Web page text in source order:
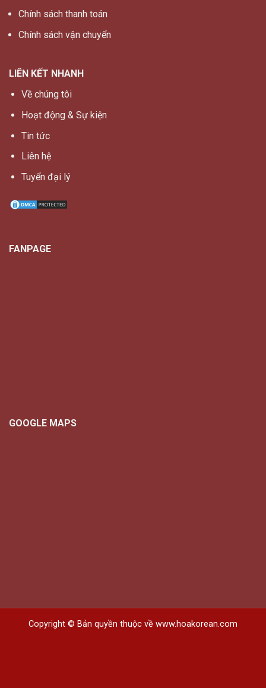
Chính sách thanh toán
Chính sách vận chuyển
LIÊN KẾT NHANH
Về chúng tôi
Hoạt động & Sự kiện
Tin tức
Liên hệ
Tuyển đại lý
FANPAGE
GOOGLE MAPS
Copyright © Bản quyền thuộc về www.hoakorean.com